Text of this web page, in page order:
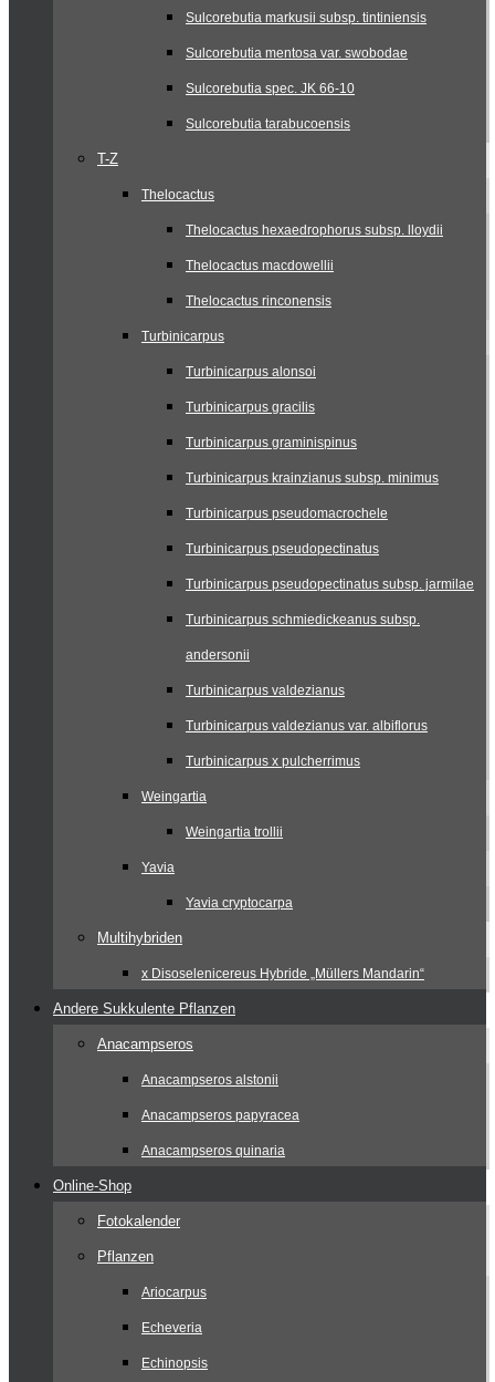
Sulcorebutia markusii subsp. tintiniensis
Sulcorebutia mentosa var. swobodae
Sulcorebutia spec. JK 66-10
Sulcorebutia tarabucoensis
T-Z
Thelocactus
Thelocactus hexaedrophorus subsp. lloydii
Thelocactus macdowellii
Thelocactus rinconensis
Turbinicarpus
Turbinicarpus alonsoi
Turbinicarpus gracilis
Turbinicarpus graminispinus
Turbinicarpus krainzianus subsp. minimus
Turbinicarpus pseudomacrochele
Turbinicarpus pseudopectinatus
Turbinicarpus pseudopectinatus subsp. jarmilae
Turbinicarpus schmiedickeanus subsp.
andersonii
Turbinicarpus valdezianus
Turbinicarpus valdezianus var. albiflorus
Turbinicarpus x pulcherrimus
Weingartia
Weingartia trollii
Yavia
Yavia cryptocarpa
Multihybriden
x Disoselenicereus Hybride „Müllers Mandarin“
Andere Sukkulente Pflanzen
Anacampseros
Anacampseros alstonii
Anacampseros papyracea
Anacampseros quinaria
Online-Shop
Fotokalender
Pflanzen
Ariocarpus
Echeveria
Echinopsis